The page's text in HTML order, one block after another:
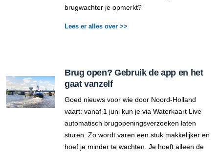
brugwachter je opmerkt?
Lees er alles over >>
Brug open? Gebruik de app en het
gaat vanzelf
Goed nieuws voor wie door Noord-Holland
vaart: vanaf 1 juni kun je via Waterkaart Live
automatisch brugopeningsverzoeken laten
sturen. Zo wordt varen een stuk makkelijker en
hoef je minder te wachten. Je hoeft alleen de